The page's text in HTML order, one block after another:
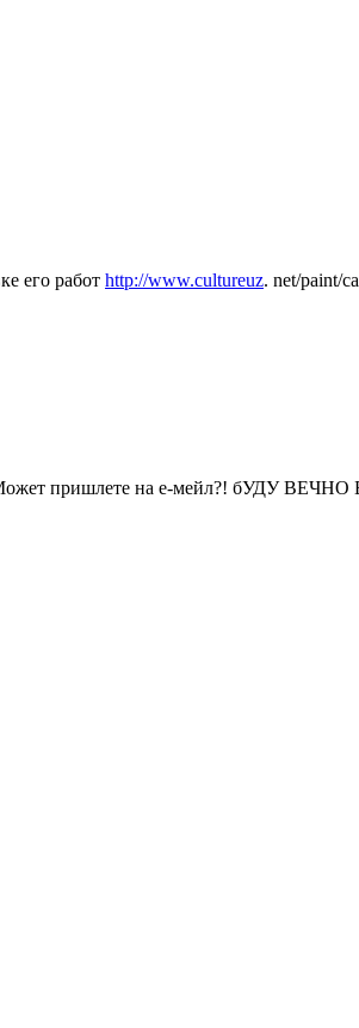
его работ http://www.cultureuz. net/paint/
Может пришлете на е-мейл?! бУДУ